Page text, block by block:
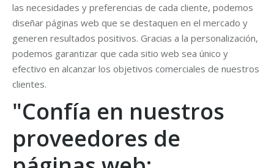
las necesidades y preferencias de cada cliente, podemos
diseñar páginas web que se destaquen en el mercado y
generen resultados positivos. Gracias a la personalización,
podemos garantizar que cada sitio web sea único y
efectivo en alcanzar los objetivos comerciales de nuestros
clientes.
"Confía en nuestros
proveedores de